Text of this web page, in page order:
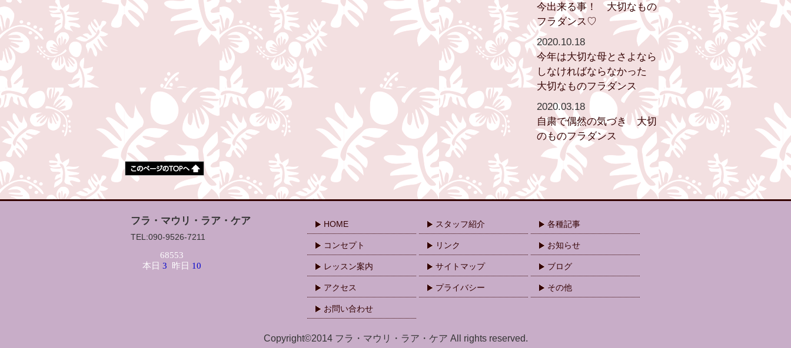
今出来る事！ 大切なもの
フラダンス♡
2020.10.18
今年は大切な母とさよなら
しなければならなかった
大切なものフラダンス
2020.03.18
自粛で偶然の気づき 大切
のものフラダンス
フラ・マウリ・ラア・ケア
TEL:090-9526-7211
HOME
コンセプト
レッスン案内
アクセス
お問い合わせ
スタッフ紹介
リンク
サイトマップ
プライバシー
各種記事
お知らせ
ブログ
その他
Copyright©2014 フラ・マウリ・ラア・ケア All rights reserved.